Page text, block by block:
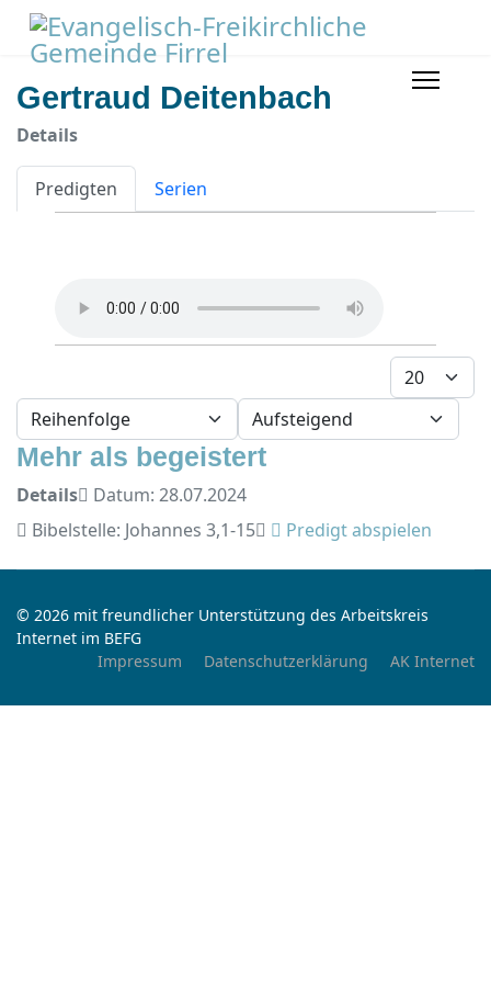
Gertraud Deitenbach
Details
Predigten Serien
Anzeige #
- Sortierung wählen -
- Richtung wählen -
Mehr als begeistert
Details
Datum: 28.07.2024
Bibelstelle: Johannes 3,1-15
Predigt abspielen
© 2026 mit freundlicher Unterstützung des Arbeitskreis
Internet im BEFG
Impressum
Datenschutzerklärung AK Internet